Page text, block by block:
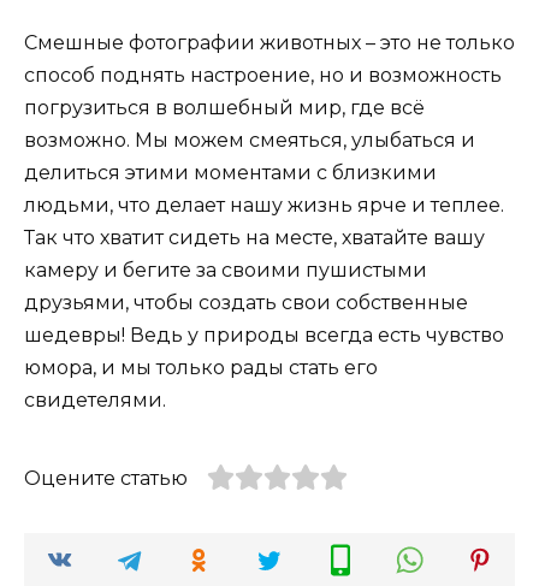
Смешные фотографии животных – это не только
способ поднять настроение, но и возможность
погрузиться в волшебный мир, где всё
возможно. Мы можем смеяться, улыбаться и
делиться этими моментами с близкими
людьми, что делает нашу жизнь ярче и теплее.
Так что хватит сидеть на месте, хватайте вашу
камеру и бегите за своими пушистыми
друзьями, чтобы создать свои собственные
шедевры! Ведь у природы всегда есть чувство
юмора, и мы только рады стать его
свидетелями.
Оцените статью